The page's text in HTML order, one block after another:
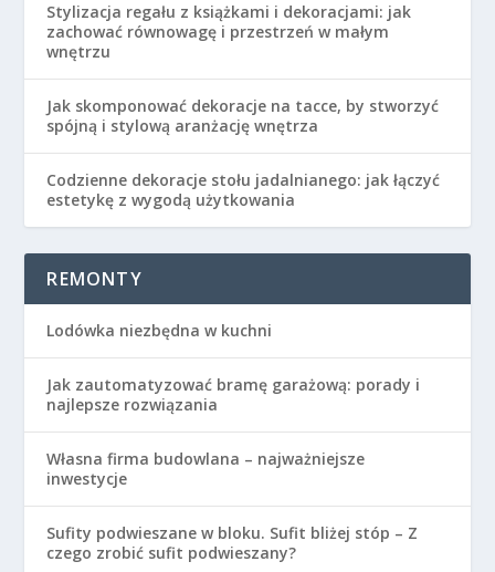
Stylizacja regału z książkami i dekoracjami: jak
zachować równowagę i przestrzeń w małym
wnętrzu
Jak skomponować dekoracje na tacce, by stworzyć
spójną i stylową aranżację wnętrza
Codzienne dekoracje stołu jadalnianego: jak łączyć
estetykę z wygodą użytkowania
REMONTY
Lodówka niezbędna w kuchni
Jak zautomatyzować bramę garażową: porady i
najlepsze rozwiązania
Własna firma budowlana – najważniejsze
inwestycje
Sufity podwieszane w bloku. Sufit bliżej stóp – Z
czego zrobić sufit podwieszany?